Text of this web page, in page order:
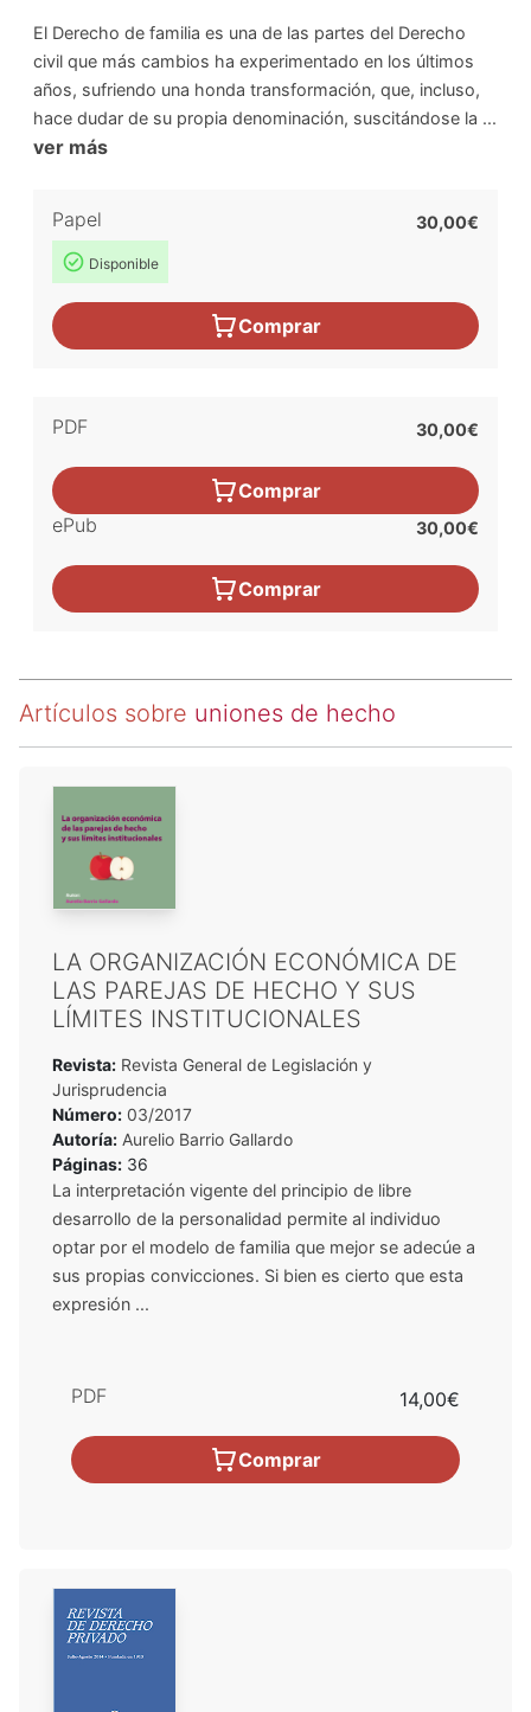
El Derecho de familia es una de las partes del Derecho
civil que más cambios ha experimentado en los últimos
años, sufriendo una honda transformación, que, incluso,
hace dudar de su propia denominación, suscitándose la ...
ver más
Papel
Disponible
30,00€
Comprar
PDF 30,00€
Comprar
ePub
30,00€
Comprar
Artículos sobre uniones de hecho
LA ORGANIZACIÓN ECONÓMICA DE
LAS PAREJAS DE HECHO Y SUS
LÍMITES INSTITUCIONALES
Revista: Revista General de Legislación y
Jurisprudencia
Número: 03/2017
Autoría: Aurelio Barrio Gallardo
Páginas: 36
La interpretación vigente del principio de libre
desarrollo de la personalidad permite al individuo
optar por el modelo de familia que mejor se adecúe a
sus propias convicciones. Si bien es cierto que esta
expresión ...
PDF 14,00€
Comprar